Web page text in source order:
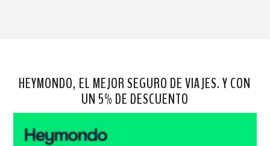
HEYMONDO, EL MEJOR SEGURO DE VIAJES. Y CON
UN 5% DE DESCUENTO